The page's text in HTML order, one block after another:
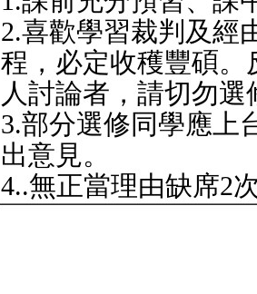
2.喜歡學習裁判及經
程，必定收穫豐碩
人討論者，請切勿選
3.部分選修同學應上
出意見。
4..無正當理由缺席2